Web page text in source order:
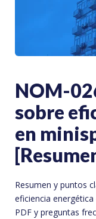
NOM-
sobre
en
Resumen y puntos
eficiencia
PDF y preguntas